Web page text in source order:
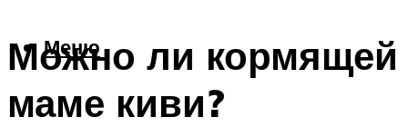
Меню
Можно ли кормящей
маме киви?